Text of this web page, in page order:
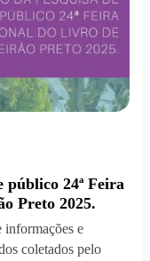
público 24ª Feira
Preto 2025.
informações e
coletados pelo